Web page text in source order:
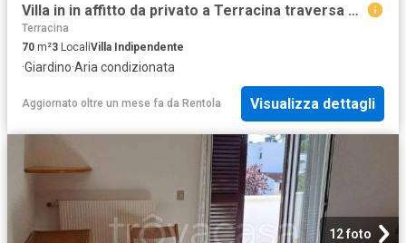
Villa in in affitto da privato a Terracina traversa 3 Sinistra San Felice Circeo, 124, giardino privato, da privato, aria condizionata TrovaCasa
Terracina
70 m²3 LocaliVilla Indipendente
·Giardino·Aria condizionata
Aggiornato oltre un mese fa da Rentola Visualizza dettagli
12 foto